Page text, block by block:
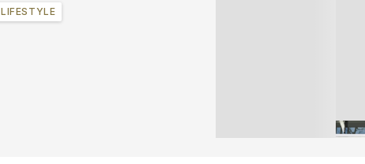
LIFESTYLE